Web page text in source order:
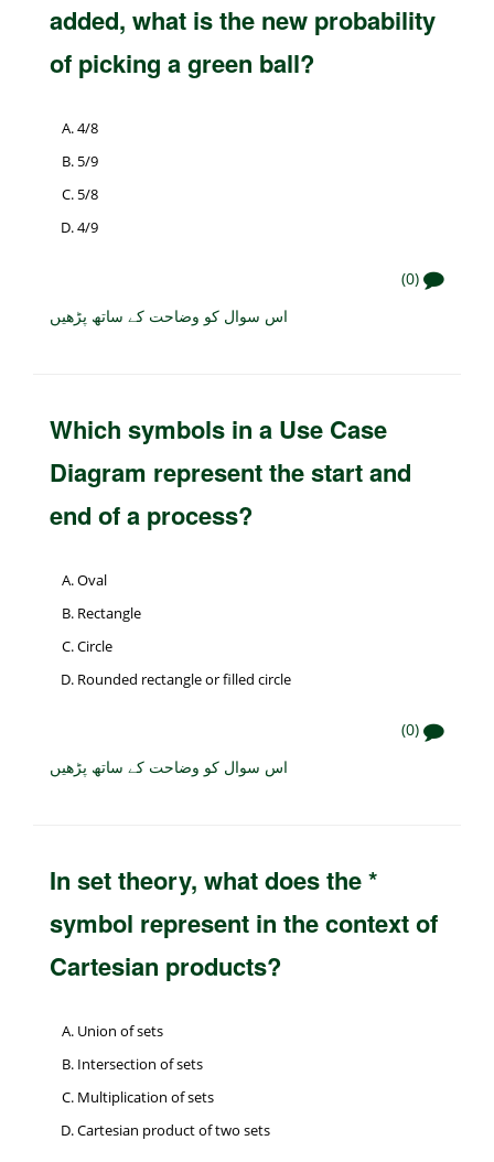
added, what is the new probability
of picking a green ball?
4/8
5/9
5/8
4/9
(0)
اس سوال کو وضاحت کے ساتھ پڑھیں
Which symbols in a Use Case
Diagram represent the start and
end of a process?
Oval
Rectangle
Circle
Rounded rectangle or filled circle
(0)
اس سوال کو وضاحت کے ساتھ پڑھیں
In set theory, what does the *
symbol represent in the context of
Cartesian products?
Union of sets
Intersection of sets
Multiplication of sets
Cartesian product of two sets